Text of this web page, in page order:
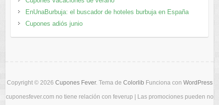
EnUnaBurbuja: el buscador de hoteles burbuja en España
Cupones adiós junio
Copyright © 2026 Cupones Fever. Tema de Colorlib Funciona con WordPress
cuponesfever.com no tiene relación con feverup | Las promociones pueden no